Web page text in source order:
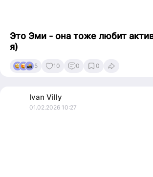
Это Эми - она тоже любит
я)
5 10 0 0
Ivan Villy
01.02.2026 10:27